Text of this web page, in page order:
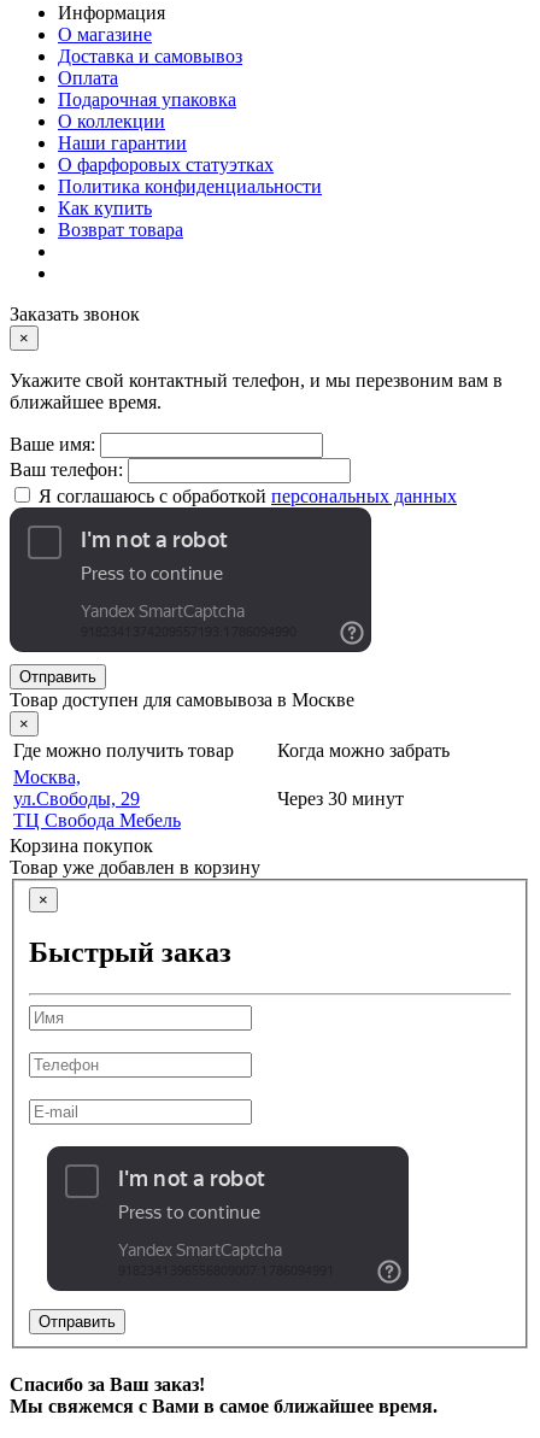
Информация
О магазине
Доставка и самовывоз
Оплата
Подарочная упаковка
О коллекции
Наши гарантии
О фарфоровых статуэтках
Политика конфиденциальности
Как купить
Возврат товара
Заказать звонок
×
Укажите свой контактный телефон, и мы перезвоним вам в
ближайшее время.
Ваше имя:
Ваш телефон:
Я соглашаюсь с обработкой персональных данных
Отправить
Товар доступен для самовывоза в Москве
×
Где можно получить товар
Когда можно забрать
Москва,
ул.Свободы, 29
ТЦ Свобода Мебель
Через 30 минут
Корзина покупок
Товар уже добавлен в корзину
×
Быстрый заказ
Отправить
Спасибо за Ваш заказ!
Мы свяжемся с Вами в самое ближайшее время.